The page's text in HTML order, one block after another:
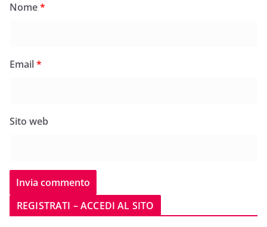
Nome*
Email*
Sito web
REGISTRATI – ACCEDI AL SITO